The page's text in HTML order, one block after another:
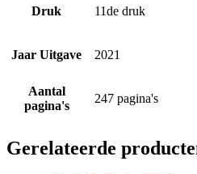
Druk 11de druk
Jaar Uitgave 2021
Aantal
pagina's
247 pagina's
Gerelateerde